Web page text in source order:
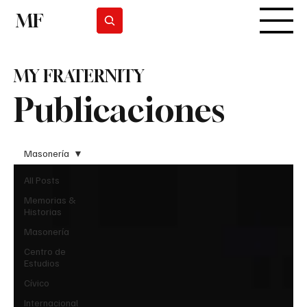
MF
Publicaciones
MY FRATERNITY
All Posts
Memorias &
Historias
Masonería
Centro de
Estudios
Cívico
Internacional
Masonería